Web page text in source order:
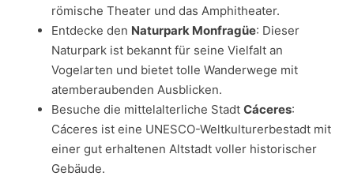
römische Theater und das Amphitheater.
Entdecke den Naturpark Monfragüe: Dieser
Naturpark ist bekannt für seine Vielfalt an
Vogelarten und bietet tolle Wanderwege mit
atemberaubenden Ausblicken.
Besuche die mittelalterliche Stadt Cáceres:
Cáceres ist eine UNESCO-Weltkulturerbestadt mit
einer gut erhaltenen Altstadt voller historischer
Gebäude.